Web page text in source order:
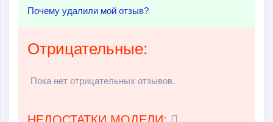
Почему удалили мой отзыв?
Отрицательные:
Пока нет отрицательных отзывов.